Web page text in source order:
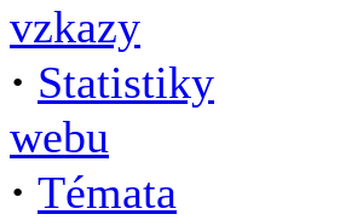
vzkazy
· Statistiky
webu
· Témata